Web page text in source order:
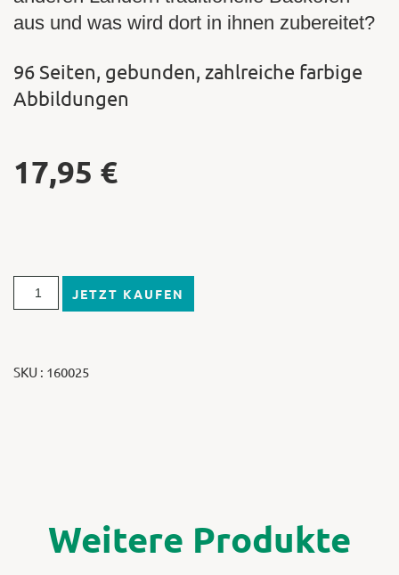
aus und was wird dort in ihnen zubereitet?
96 Seiten, gebunden, zahlreiche farbige
Abbildungen
17,95 €
JETZT KAUFEN
SKU : 160025
Weitere Produkte